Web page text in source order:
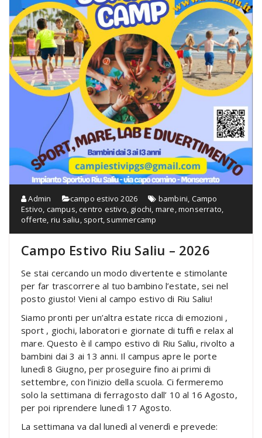
Admin campo estivo 2026 bambini, Campo
Estivo, campus,centro estivo, giochi, mare,monserrato,
offerte, riu saliu, sport, summercamp
Campo Estivo Riu Saliu – 2026
Se stai cercando un modo divertente e stimolante
per far trascorrere al tuo bambino l’estate, sei nel
posto giusto! Vieni al campo estivo di Riu Saliu!
Siamo pronti per un’altra estate ricca di emozioni ,
sport , giochi, laboratori e giornate di tuffi e relax al
mare. Questo è il campo estivo di Riu Saliu, rivolto a
bambini dai 3 ai 13 anni. Il campus apre le porte
lunedì 8 Giugno, per proseguire fino ai primi di
settembre, con l’inizio della scuola. Ci fermeremo
solo la settimana di ferragosto dall’ 10 al 16 Agosto,
per poi riprendere lunedì 17 Agosto.
La settimana va dal lunedì al venerdì e prevede: